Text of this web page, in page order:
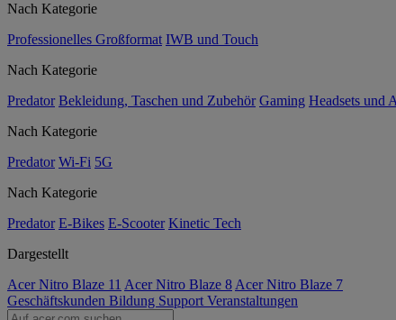
Nach Kategorie
Professionelles Großformat IWB und Touch
Nach Kategorie
Predator Bekleidung, Taschen und Zubehör Gaming Headsets und
Nach Kategorie
Predator Wi-Fi 5G
Nach Kategorie
Predator E-Bikes E-Scooter Kinetic Tech
Dargestellt
Acer Nitro Blaze 11 Acer Nitro Blaze 8 Acer Nitro Blaze 7
Geschäftskunden Bildung Support Veranstaltungen